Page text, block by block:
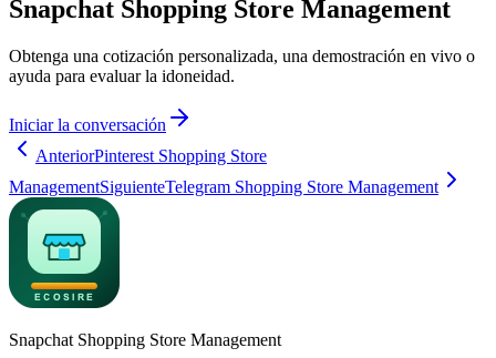
Snapchat Shopping Store Management
Obtenga una cotización personalizada, una demostración en vivo o
ayuda para evaluar la idoneidad.
Iniciar la conversación
AnteriorPinterest Shopping Store
ManagementSiguienteTelegram Shopping Store Management
Snapchat Shopping Store Management